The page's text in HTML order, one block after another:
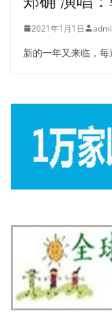
2021年1月1日
新的一年又来临，